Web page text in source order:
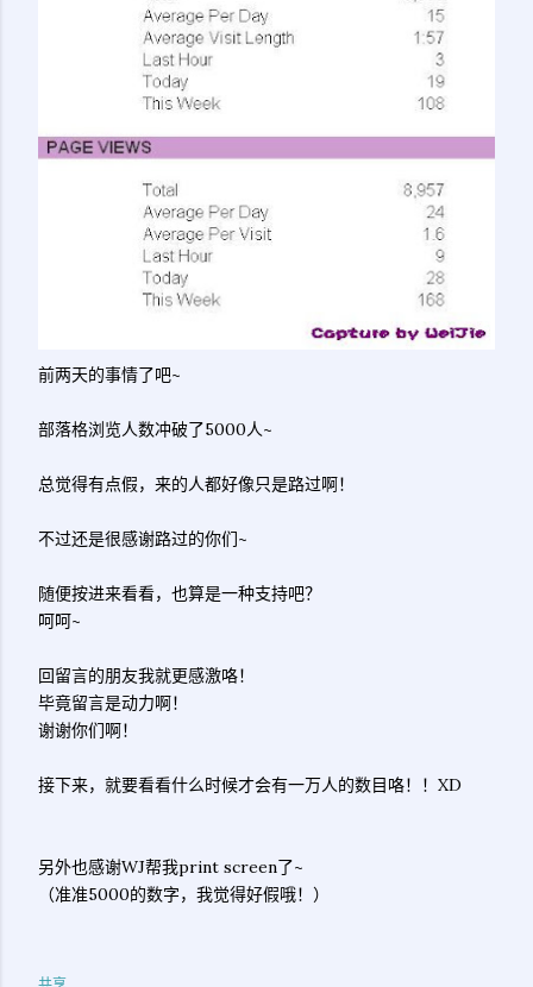
前两天的事情了吧~
部落格浏览人数冲破了5000人~
总觉得有点假，来的人都好像只是路过啊！
不过还是很感谢路过的你们~
随便按进来看看，也算是一种支持吧？
呵呵~
回留言的朋友我就更感激咯！
毕竟留言是动力啊！
谢谢你们啊！
接下来，就要看看什么时候才会有一万人的数目咯！！XD
另外也感谢WJ帮我print screen了~
（准准5000的数字，我觉得好假哦！）